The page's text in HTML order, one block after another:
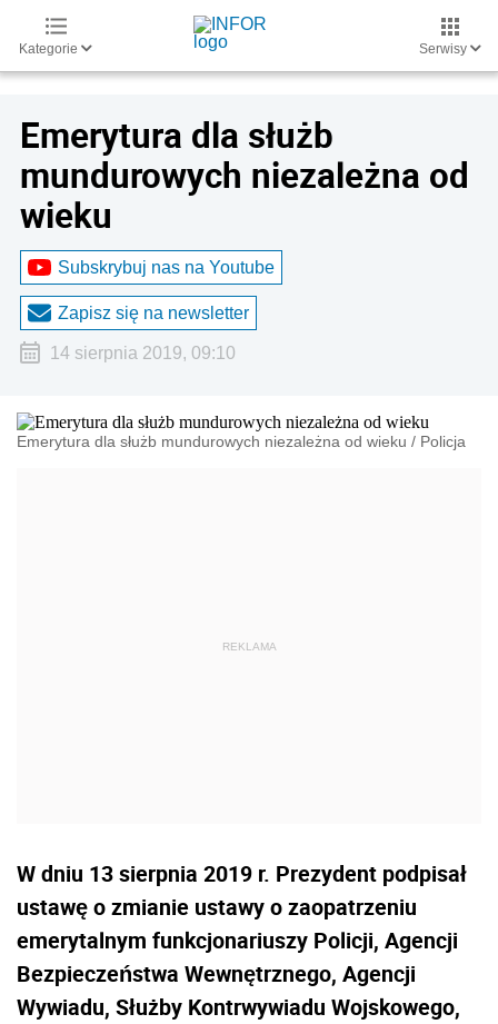
Kategorie Serwisy
Emerytura dla służb
mundurowych niezależna od
wieku
Subskrybuj nas na Youtube
Zapisz się na newsletter
14 sierpnia 2019, 09:10
Emerytura dla służb mundurowych niezależna od wieku / Policja
W dniu 13 sierpnia 2019 r. Prezydent podpisał
ustawę o zmianie ustawy o zaopatrzeniu
emerytalnym funkcjonariuszy Policji, Agencji
Bezpieczeństwa Wewnętrznego, Agencji
Wywiadu, Służby Kontrwywiadu Wojskowego,